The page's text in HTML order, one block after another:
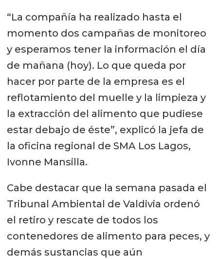
“La compañía ha realizado hasta el
momento dos campañas de monitoreo
y esperamos tener la información el día
de mañana (hoy). Lo que queda por
hacer por parte de la empresa es el
reflotamiento del muelle y la limpieza y
la extracción del alimento que pudiese
estar debajo de éste”, explicó la jefa de
la oficina regional de SMA Los Lagos,
Ivonne Mansilla.
Cabe destacar que la semana pasada el
Tribunal Ambiental de Valdivia ordenó
el retiro y rescate de todos los
contenedores de alimento para peces, y
demás sustancias que aún